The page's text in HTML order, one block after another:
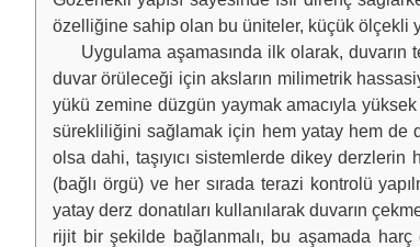
özelliğine sahip olan bu üniteler, küçük ölçekli
Uygulama aşamasında ilk olarak, duvarın
duvar örüleceği için aksların milimetrik
yükü zemine düzgün yaymak amacıyla yüksek
sürekliliğini sağlamak için hem yatay hem de
olsa dahi, taşıyıcı sistemlerde dikey derzlerin
(bağlı örgü) ve her sırada terazi kontrolü
yatay derz donatıları kullanılarak duvarın
rijit bir şekilde bağlanmalı, bu aşamada harç